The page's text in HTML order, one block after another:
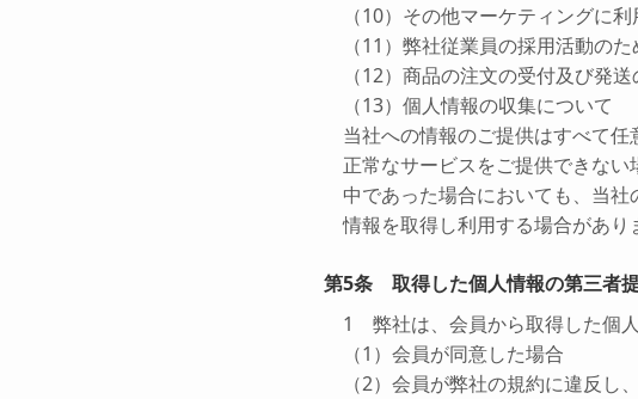
（10）その他マーケティングに
（11）弊社従業員の採用活動のた
（12）商品の注文の受付及び発
（13）個人情報の収集について
当社への情報のご提供はすべて任
正常なサービスをご提供できな
中であった場合においても、当
情報を取得し利用する場合があり
第5条 取得した個人情報の第三者
1 弊社は、会員から取得した個
（1）会員が同意した場合
（2）会員が弊社の規約に違反